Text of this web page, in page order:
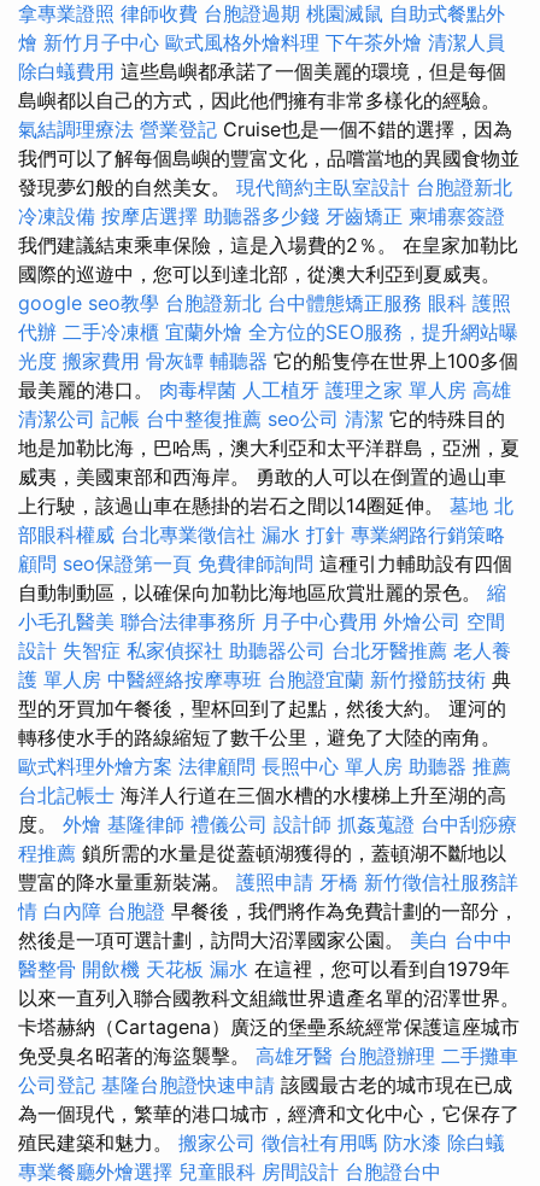
拿專業證照 律師收費 台胞證過期 桃園滅鼠 自助式餐點外
燴 新竹月子中心 歐式風格外燴料理 下午茶外燴 清潔人員
除白蟻費用 這些島嶼都承諾了一個美麗的環境，但是每個
島嶼都以自己的方式，因此他們擁有非常多樣化的經驗。
氣結調理療法 營業登記 Cruise也是一個不錯的選擇，因為
我們可以了解每個島嶼的豐富文化，品嚐當地的異國食物並
發現夢幻般的自然美女。 現代簡約主臥室設計 台胞證新北
冷凍設備 按摩店選擇 助聽器多少錢 牙齒矯正 柬埔寨簽證
我們建議結束乘車保險，這是入場費的2％。 在皇家加勒比
國際的巡遊中，您可以到達北部，從澳大利亞到夏威夷。
google seo教學 台胞證新北 台中體態矯正服務 眼科 護照
代辦 二手冷凍櫃 宜蘭外燴 全方位的SEO服務，提升網站曝
光度 搬家費用 骨灰罈 輔聽器 它的船隻停在世界上100多個
最美麗的港口。 肉毒桿菌 人工植牙 護理之家 單人房 高雄
清潔公司 記帳 台中整復推薦 seo公司 清潔 它的特殊目的
地是加勒比海，巴哈馬，澳大利亞和太平洋群島，亞洲，夏
威夷，美國東部和西海岸。 勇敢的人可以在倒置的過山車
上行駛，該過山車在懸掛的岩石之間以14圈延伸。 墓地 北
部眼科權威 台北專業徵信社 漏水 打針 專業網路行銷策略
顧問 seo保證第一頁 免費律師詢問 這種引力輔助設有四個
自動制動區，以確保向加勒比海地區欣賞壯麗的景色。 縮
小毛孔醫美 聯合法律事務所 月子中心費用 外燴公司 空間
設計 失智症 私家偵探社 助聽器公司 台北牙醫推薦 老人養
護 單人房 中醫經絡按摩專班 台胞證宜蘭 新竹撥筋技術 典
型的牙買加午餐後，聖杯回到了起點，然後大約。 運河的
轉移使水手的路線縮短了數千公里，避免了大陸的南角。
歐式料理外燴方案 法律顧問 長照中心 單人房 助聽器 推薦
台北記帳士 海洋人行道在三個水槽的水樓梯上升至湖的高
度。 外燴 基隆律師 禮儀公司 設計師 抓姦蒐證 台中刮痧療
程推薦 鎖所需的水量是從蓋頓湖獲得的，蓋頓湖不斷地以
豐富的降水量重新裝滿。 護照申請 牙橋 新竹徵信社服務詳
情 白內障 台胞證 早餐後，我們將作為免費計劃的一部分，
然後是一項可選計劃，訪問大沼澤國家公園。 美白 台中中
醫整骨 開飲機 天花板 漏水 在這裡，您可以看到自1979年
以來一直列入聯合國教科文組織世界遺產名單的沼澤世界。
卡塔赫納（Cartagena）廣泛的堡壘系統經常保護這座城市
免受臭名昭著的海盜襲擊。 高雄牙醫 台胞證辦理 二手攤車
公司登記 基隆台胞證快速申請 該國最古老的城市現在已成
為一個現代，繁華的港口城市，經濟和文化中心，它保存了
殖民建築和魅力。 搬家公司 徵信社有用嗎 防水漆 除白蟻
專業餐廳外燴選擇 兒童眼科 房間設計 台胞證台中